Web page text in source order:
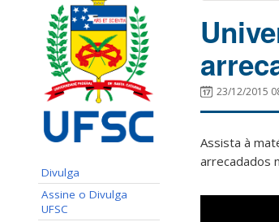
Divulga
Assine o Divulga
UFSC
23/12/2015
Assista à
arrecadados